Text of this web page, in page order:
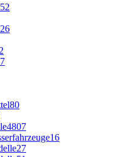
26
80
4807
16
27